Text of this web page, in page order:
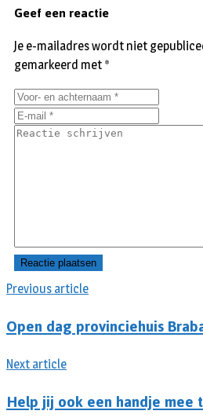
Previous article
Open dag provinciehuis
Next article
Help jij ook een handje mee
Geef een reactie
Je e-mailadres wordt niet
gemarkeerd met *